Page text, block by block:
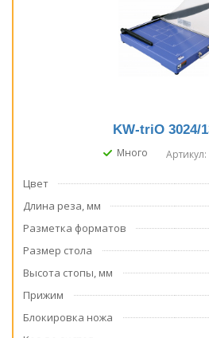
KW-triO 3024/
Много Артикул:
Цвет
Длина реза, мм
Разметка форматов
Размер стола
Высота стопы, мм
Прижим
Блокировка ножа